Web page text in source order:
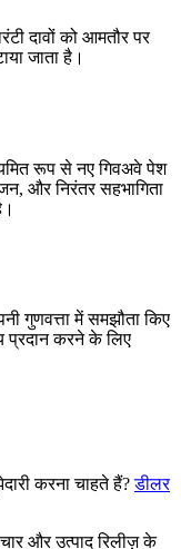
दावों को आमतौर पर
जाता है।
रूप से नए गिवअवे पेश
और निरंतर सहभागिता
गुणवत्ता में समझौता किए
प्रदान करने के लिए
करना चाहते हैं?डीलर
और उत्पाद रिलीज़ के